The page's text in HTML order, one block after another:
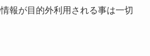
報が目的外利用される事は一切